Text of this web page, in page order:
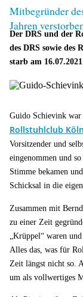
Mitbegründer
Jahren
Der DRS und der
des DRS sowie
starb am
Guido Schievink war
Rollstuhlclub
Vorsitzender und
eingenommen und
Stimme bekamen
Schicksal in die
Zusammen mit
zu einer Zeit
„Krüppel“ waren
Alles das, was für
Zeit längst nicht so.
um als vollwertiges